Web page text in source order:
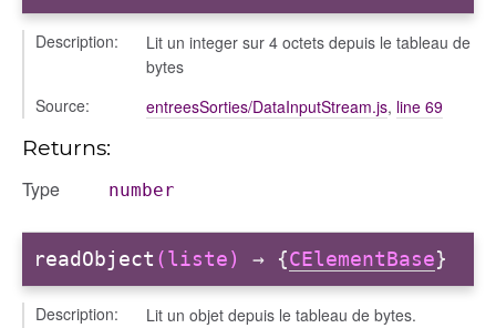
Description:
Lit un integer sur 4 octets depuis le tableau de
bytes
Source:
entreesSorties/DataInputStream.js, line 69
Returns:
Type number
readObject (liste) → {CElementBase}
Description:
Lit un objet depuis le tableau de bytes.